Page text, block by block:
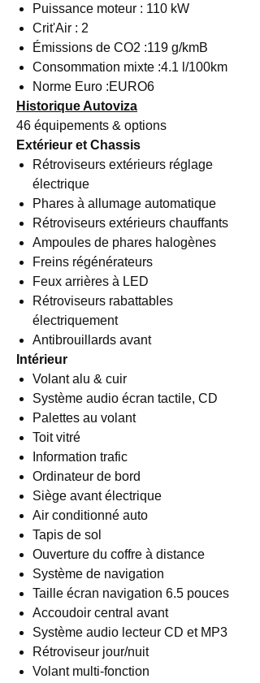
Puissance moteur : 110 kW
Crit'Air : 2
Émissions de CO2 :119 g/kmB
Consommation mixte :4.1 l/100km
Norme Euro :EURO6
Historique Autoviza
46 équipements & options
Extérieur et Chassis
Rétroviseurs extérieurs réglage
électrique
Phares à allumage automatique
Rétroviseurs extérieurs chauffants
Ampoules de phares halogènes
Freins régénérateurs
Feux arrières à LED
Rétroviseurs rabattables
électriquement
Antibrouillards avant
Intérieur
Volant alu & cuir
Système audio écran tactile, CD
Palettes au volant
Toit vitré
Information trafic
Ordinateur de bord
Siège avant électrique
Air conditionné auto
Tapis de sol
Ouverture du coffre à distance
Système de navigation
Taille écran navigation 6.5 pouces
Accoudoir central avant
Système audio lecteur CD et MP3
Rétroviseur jour/nuit
Volant multi-fonction